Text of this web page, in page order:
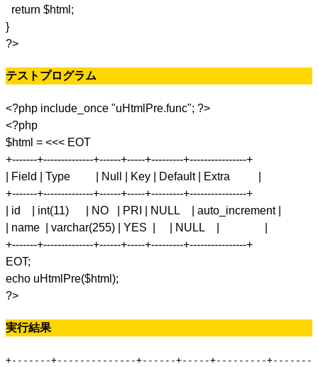
return $html;
}
?>
テストプログラム
<?php include_once "uHtmlPre.func"; ?>
<?php
$html = <<< EOT
+-------+--------------+------+-----+---------+----------------+
| Field | Type | Null | Key | Default | Extra |
+-------+--------------+------+-----+---------+----------------+
| id | int(11) | NO | PRI | NULL | auto_increment |
| name | varchar(255) | YES | | NULL | |
+-------+--------------+------+-----+---------+----------------+
EOT;
echo uHtmlPre($html);
?>
実行結果
+-------+--------------+------+-----+---------+-------